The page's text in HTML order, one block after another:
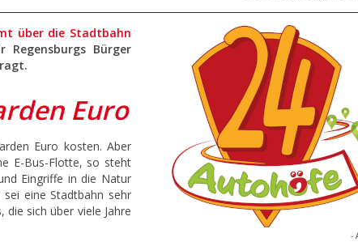
-
über die Stadtbahn
Bürger
Euro
Euro kosten. Aber
E-Bus-Flotte, so steht
Eingriffe in die Natur
eine Stadtbahn sehr
sich über viele Jahre